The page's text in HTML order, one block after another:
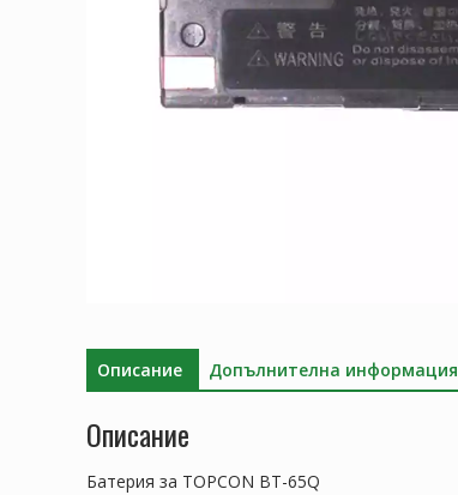
Описание Допълнителна информация
Описание
Батерия за TOPCON BT-65Q